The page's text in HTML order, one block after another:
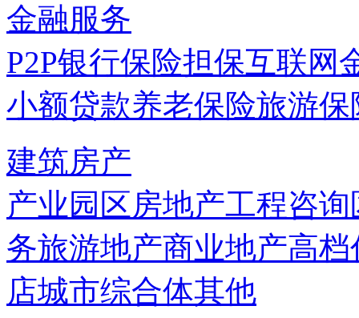
金融服务
P2P银行保险担保互联网
小额贷款养老保险旅游保
建筑房产
产业园区房地产工程咨询
务旅游地产商业地产高档
店城市综合体其他